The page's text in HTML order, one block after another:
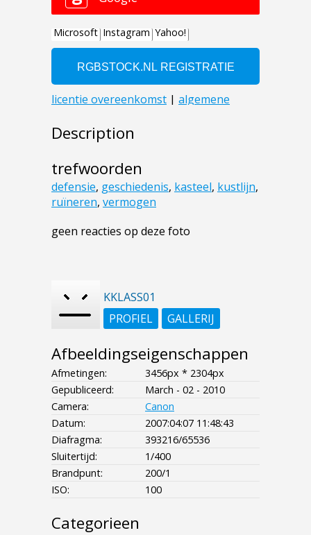
Description
trefwoorden
defensie, geschiedenis, kasteel, kustlijn,
ruïneren, vermogen
geen reacties op deze foto
KKLASS01
PROFIEL
GALLERIJ
Afbeeldingseigenschappen
Afmetingen:
3456px * 2304px
Gepubliceerd:
March - 02 - 2010
Camera:
Canon
Datum:
2007:04:07 11:48:43
Diafragma:
393216/65536
Sluitertijd:
1/400
Brandpunt:
200/1
ISO:
100
Categorieen